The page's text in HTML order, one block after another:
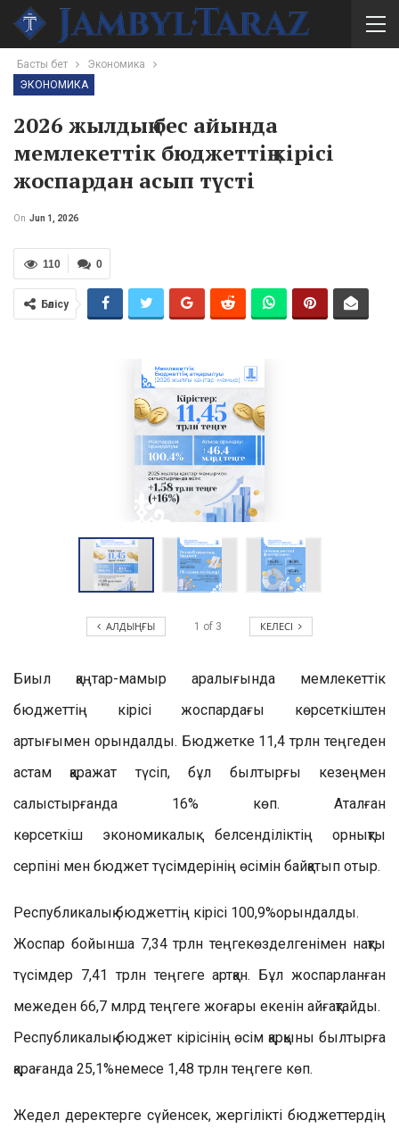
Басты бет
Экономика
ЭКОНОМИКА
2026 жылдың бес айында
мемлекеттік бюджеттің кірісі
жоспардан асып түсті
On Jun 1, 2026
0
110
Бөлісу
АЛДЫҢҒЫ 1 of 3 КЕЛЕСІ
Биыл қаңтар-мамыр аралығында мемлекеттік
бюджеттің кірісі жоспардағы көрсеткіштен
артығымен орындалды. Бюджетке 11,4 трлн теңгеден
астам қаражат түсіп, бұл былтырғы кезеңмен
салыстырғанда 16% көп. Аталған
көрсеткіш экономикалық белсенділіктің орнықты
серпіні мен бюджет түсімдерінің өсімін байқатып отыр.
Республикалық бюджеттің кірісі 100,9%орындалды.
Жоспар бойынша 7,34 трлн теңгекөзделгенімен нақты
түсімдер 7,41 трлн теңгеге артқан. Бұл жоспарланған
межеден 66,7 млрд теңгеге жоғары екенін айғақтайды.
Республикалық бюджет кірісінің өсім қарқыны былтырға
қарағанда 25,1%немесе 1,48 трлн теңгеге көп.
Жедел деректерге сүйенсек, жергілікті бюджеттердің